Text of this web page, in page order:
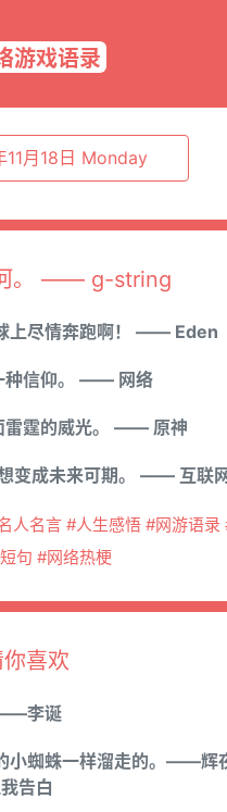
游戏语录
月18日 Monday
。 —— g-string
上尽情奔跑啊！ —— Eden
种信仰。 —— 网络
雷霆的威光。 —— 原神
变成未来可期。 —— 互联
人名言 #人生感悟 #网游语录
句 #网络热梗
喜欢
李诞
小蜘蛛一样溜走的。——辉
告白